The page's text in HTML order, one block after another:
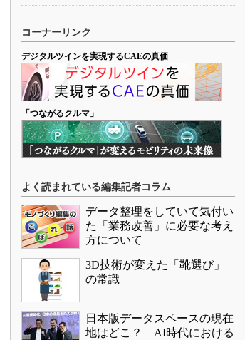
コーナーリンク
デジタルツインを実現するCAEの真価
「つながるクルマ」
よく読まれている編集記者コラム
データ整理をしていて気付い
た「業務改善」に必要な考え
方について
3D技術が変えた「靴選び」
の常識
日本版データスペースの現在
地はどこ？ AI時代における